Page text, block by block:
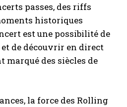
passes, des riffs
historiques
est une possibilité de
de découvrir en direct
marqué des siècles de
la force des Rolling